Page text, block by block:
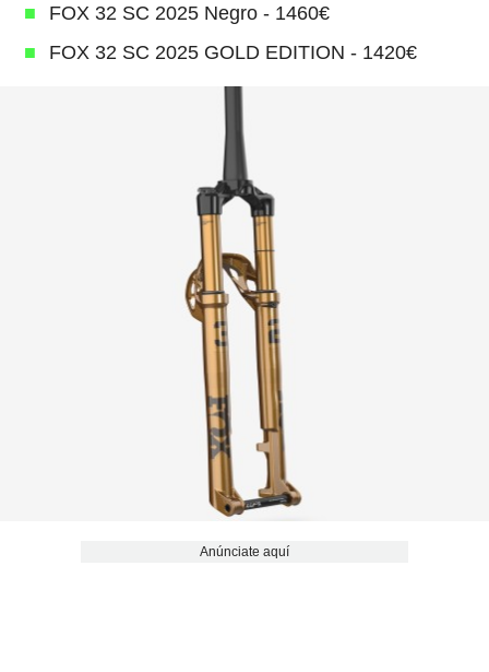
FOX 32 SC 2025 Negro - 1460€
FOX 32 SC 2025 GOLD EDITION - 1420€
Anúnciate aquí